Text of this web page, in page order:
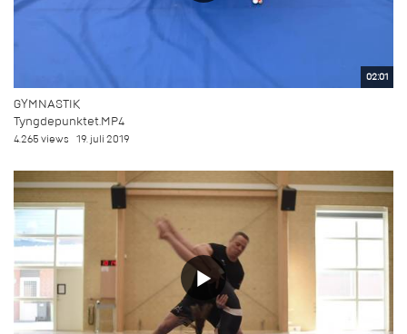
02:01
GYMNASTIK
Tyngdepunktet.MP4
4.265 views 19. juli 2019